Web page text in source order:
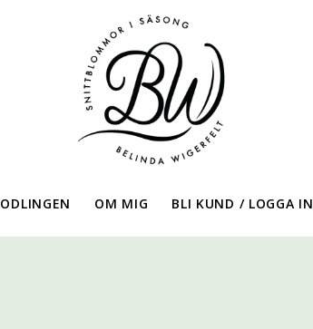
ODLINGEN OM MIG BLI KUND / LOGGA IN